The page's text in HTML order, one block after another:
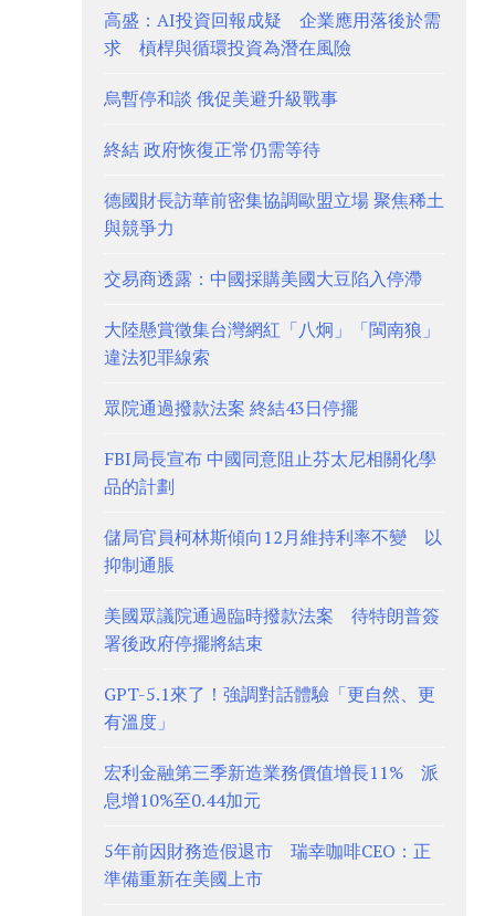
高盛：AI投資回報成疑 企業應用落後於需
求 槓桿與循環投資為潛在風險
烏暫停和談 俄促美避升級戰事
終結 政府恢復正常仍需等待
德國財長訪華前密集協調歐盟立場 聚焦稀土
與競爭力
交易商透露：中國採購美國大豆陷入停滯
大陸懸賞徵集台灣網紅「八炯」「閩南狼」
違法犯罪線索
眾院通過撥款法案 終結43日停擺
FBI局長宣布 中國同意阻止芬太尼相關化學
品的計劃
儲局官員柯林斯傾向12月維持利率不變 以
抑制通脹
美國眾議院通過臨時撥款法案 待特朗普簽
署後政府停擺將結束
GPT-5.1來了！強調對話體驗「更自然、更
有溫度」
宏利金融第三季新造業務價值增長11% 派
息增10%至0.44加元
5年前因財務造假退市 瑞幸咖啡CEO：正
準備重新在美國上市